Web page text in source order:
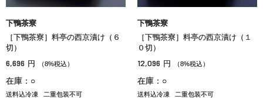
下鴨茶寮
［下鴨茶寮］料亭の西京漬け（６
切）
6,696 円 （8%税込）
在庫：○
送料込冷凍 二重包装不可
下鴨茶寮
［下鴨茶寮］料亭の西京漬け（１
０切）
12,096 円 （8%税込）
在庫：○
送料込冷凍 二重包装不可